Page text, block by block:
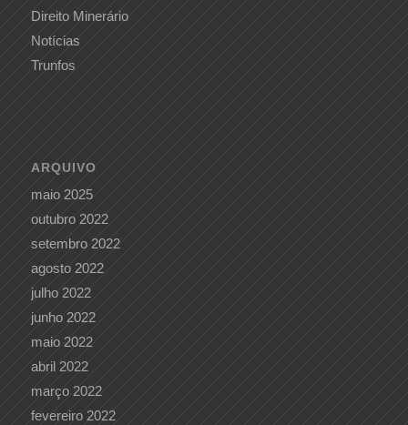
Direito Minerário
Notícias
Trunfos
ARQUIVO
maio 2025
outubro 2022
setembro 2022
agosto 2022
julho 2022
junho 2022
maio 2022
abril 2022
março 2022
fevereiro 2022